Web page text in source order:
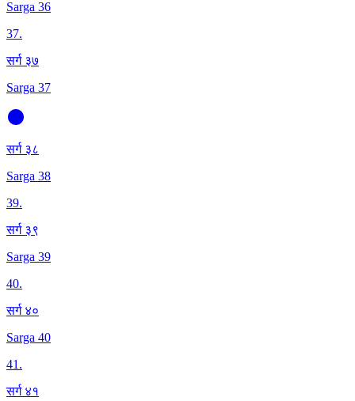
Sarga 36
37.
सर्ग ३७
Sarga 37
सर्ग ३८
Sarga 38
39.
सर्ग ३९
Sarga 39
40.
सर्ग ४०
Sarga 40
41.
सर्ग ४१